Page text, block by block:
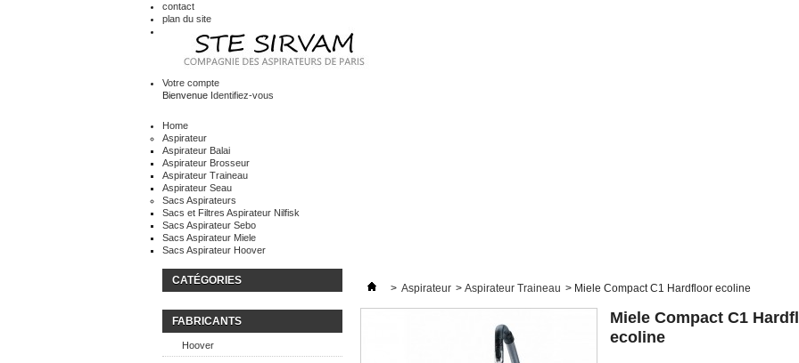
contact
plan du site
Votre compte
Bienvenue Identifiez-vous
Home
Aspirateur
Aspirateur Balai
Aspirateur Brosseur
Aspirateur Traineau
Aspirateur Seau
Sacs Aspirateurs
Sacs et Filtres Aspirateur Nilfisk
Sacs Aspirateur Sebo
Sacs Aspirateur Miele
Sacs Aspirateur Hoover
CATÉGORIES
FABRICANTS
Hoover
> Aspirateur > Aspirateur Traineau > Miele Compact C1 Hardfloor ecoline
Miele Compact C1
ecoline